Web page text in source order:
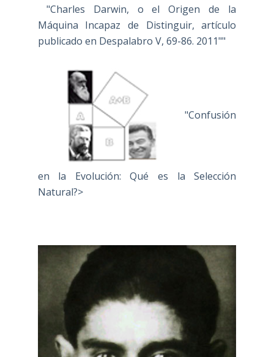
"Charles Darwin, o el Origen de la
Máquina Incapaz de Distinguir, artículo
publicado en Despalabro V, 69-86. 2011""
"Confusión
en la Evolución: Qué es la Selección
Natural?>